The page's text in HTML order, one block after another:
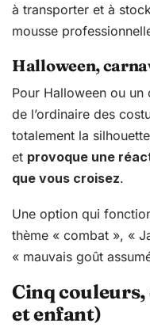
à transporter et à
mousse
Halloween,
Pour Halloween ou
de l’ordinaire des
totalement la
et provoque une
que vous croisez.
Une option qui
thème « combat », «
« mauvais goût
Cinq
et enfant)